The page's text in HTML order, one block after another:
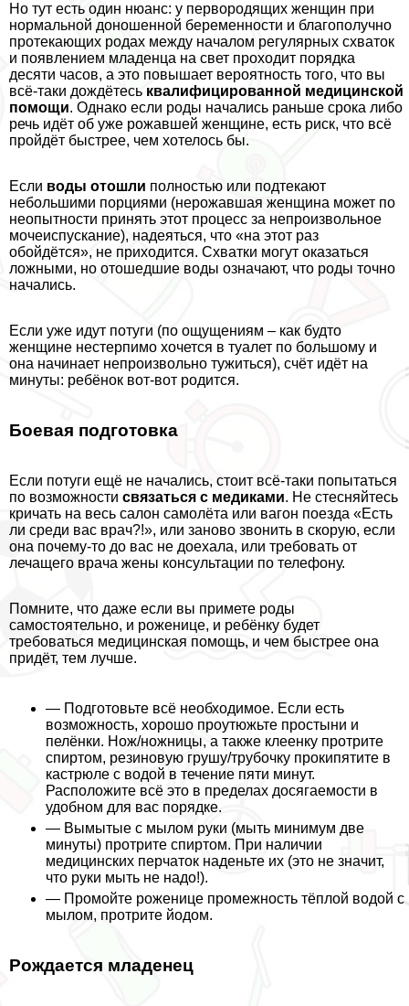
Но тут есть один нюанс: у первородящих женщин при
нормальной доношенной беременности и благополучно
протекающих родах между началом регулярных схваток
и появлением младенца на свет проходит порядка
десяти часов, а это повышает вероятность того, что вы
всё-таки дождётесь квалифицированной медицинской
помощи. Однако если роды начались раньше срока либо
речь идёт об уже рожавшей женщине, есть риск, что всё
пройдёт быстрее, чем хотелось бы.
Если воды отошли полностью или подтекают
небольшими порциями (нерожавшая женщина может по
неопытности принять этот процесс за непроизвольное
мочеиспускание), надеяться, что «на этот раз
обойдётся», не приходится. Схватки могут оказаться
ложными, но отошедшие воды означают, что роды точно
начались.
Если уже идут потуги (по ощущениям – как будто
женщине нестерпимо хочется в туалет по большому и
она начинает непроизвольно тужиться), счёт идёт на
минуты: ребёнок вот-вот родится.
Боевая подготовка
Если потуги ещё не начались, стоит всё-таки попытаться
по возможности связаться с медиками. Не стесняйтесь
кричать на весь салон самолёта или вагон поезда «Есть
ли среди вас врач?!», или заново звонить в скорую, если
она почему-то до вас не доехала, или требовать от
лечащего врача жены консультации по телефону.
Помните, что даже если вы примете роды
самостоятельно, и роженице, и ребёнку будет
требоваться медицинская помощь, и чем быстрее она
придёт, тем лучше.
— Подготовьте всё необходимое. Если есть
возможность, хорошо проутюжьте простыни и
пелёнки. Нож/ножницы, а также клеенку протрите
спиртом, резиновую грушу/трубочку прокипятите в
кастрюле с водой в течение пяти минут.
Расположите всё это в пределах досягаемости в
удобном для вас порядке.
— Вымытые с мылом руки (мыть минимум две
минуты) протрите спиртом. При наличии
медицинских перчаток наденьте их (это не значит,
что руки мыть не надо!).
— Промойте роженице промежность тёплой водой с
мылом, протрите йодом.
Рождается младенец